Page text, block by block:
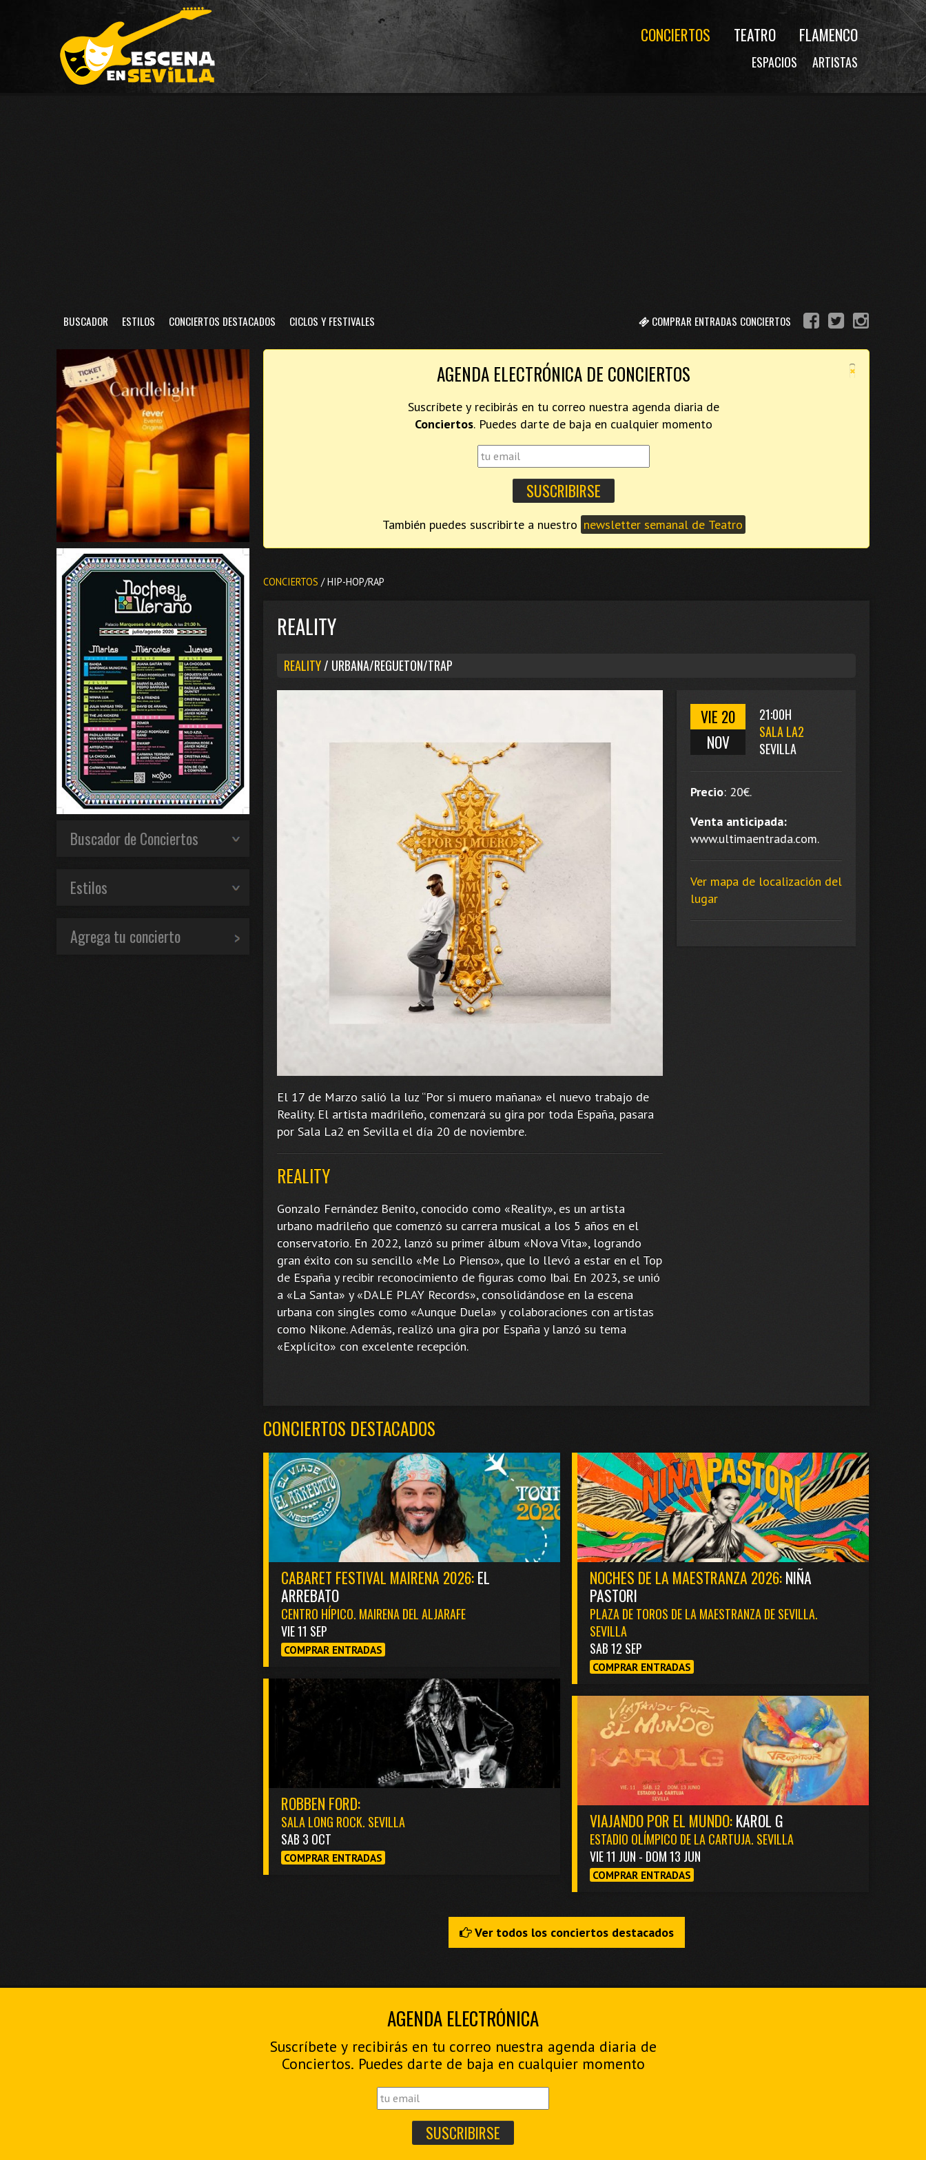
CONCIERTOS TEATRO FLAMENCO
ESPACIOS ARTISTAS
COMPRAR ENTRADAS CONCIERTOS
BUSCADOR ESTILOS CONCIERTOS DESTACADOS CICLOS Y FESTIVALES
×
AGENDA ELECTRÓNICA DE CONCIERTOS
Suscríbete y recibirás en tu correo nuestra agenda diaria de
Conciertos. Puedes darte de baja en cualquier momento
También puedes suscribirte a nuestro newsletter semanal de Teatro
CONCIERTOS / HIP-HOP/RAP
REALITY
REALITY/ URBANA/REGUETON/TRAP
VIE 20
NOV
21:00H
SALA LA2
SEVILLA
Precio: 20€.
Venta anticipada:
www.ultimaentrada.com.
Ver mapa de localización del
lugar
El 17 de Marzo salió la luz “Por si muero mañana» el nuevo trabajo de
Reality. El artista madrileño, comenzará su gira por toda España, pasara
por Sala La2 en Sevilla el día 20 de noviembre.
REALITY
Gonzalo Fernández Benito, conocido como «Reality», es un artista
urbano madrileño que comenzó su carrera musical a los 5 años en el
conservatorio. En 2022, lanzó su primer álbum «Nova Vita», logrando
gran éxito con su sencillo «Me Lo Pienso», que lo llevó a estar en el Top
de España y recibir reconocimiento de figuras como Ibai. En 2023, se unió
a «La Santa» y «DALE PLAY Records», consolidándose en la escena
urbana con singles como «Aunque Duela» y colaboraciones con artistas
como Nikone. Además, realizó una gira por España y lanzó su tema
«Explícito» con excelente recepción.
CONCIERTOS DESTACADOS
CABARET FESTIVAL MAIRENA 2026:EL
ARREBATO
CENTRO HÍPICO. MAIRENA DEL ALJARAFE
VIE 11 SEP
COMPRAR ENTRADAS
NOCHES DE LA MAESTRANZA 2026:NIÑA
PASTORI
PLAZA DE TOROS DE LA MAESTRANZA DE SEVILLA.
SEVILLA
SAB 12 SEP
COMPRAR ENTRADAS
ROBBEN FORD:
SALA LONG ROCK. SEVILLA
SAB 3 OCT
COMPRAR ENTRADAS
VIAJANDO POR EL MUNDO:KAROL G
ESTADIO OLÍMPICO DE LA CARTUJA. SEVILLA
VIE 11 JUN - DOM 13 JUN
COMPRAR ENTRADAS
Ver todos los conciertos destacados
Buscador de Conciertos
Estilos
Agrega tu concierto
AGENDA ELECTRÓNICA
Suscríbete y recibirás en tu correo nuestra agenda diaria de
Conciertos. Puedes darte de baja en cualquier momento